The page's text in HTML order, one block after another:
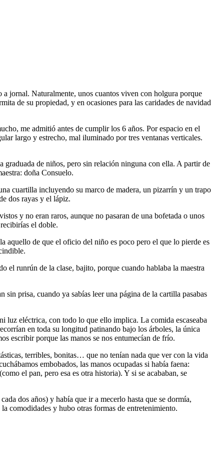
jornal. Naturalmente, unos cuantos viven con holgura porque
de su propiedad, y en ocasiones para las caridades de navidad
me admitió antes de cumplir los 6 años. Por espacio en el
largo y estrecho, mal iluminado por tres ventanas verticales.
graduada de niños, pero sin relación ninguna con ella. A partir de
doña Consuelo.
cuartilla incluyendo su marco de madera, un pizarrín y un trapo
dos rayas y el lápiz.
y no eran raros, aunque no pasaran de una bofetada o unos
el doble.
aquello de que el oficio del niño es poco pero el que lo pierde es
el runrún de la clase, bajito, porque cuando hablaba la maestra
sin prisa, cuando ya sabías leer una página de la cartilla pasabas
luz eléctrica, con todo lo que ello implica. La comida escaseaba
en toda su longitud patinando bajo los árboles, la única
escribir porque las manos se nos entumecían de frío.
terribles, bonitas… que no tenían nada que ver con la vida
embobados, las manos ocupadas si había faena:
el pan, pero esa es otra historia). Y si se acababan, se
dos años) y había que ir a mecerlo hasta que se dormía,
comodidades y hubo otras formas de entretenimiento.